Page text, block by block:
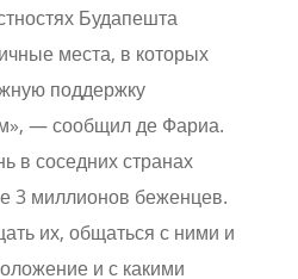
Будапешта
места, в которых
поддержку
— сообщил де Фариа.
в соседних странах
3 миллионов беженцев.
их, общаться с ними и
и с какими